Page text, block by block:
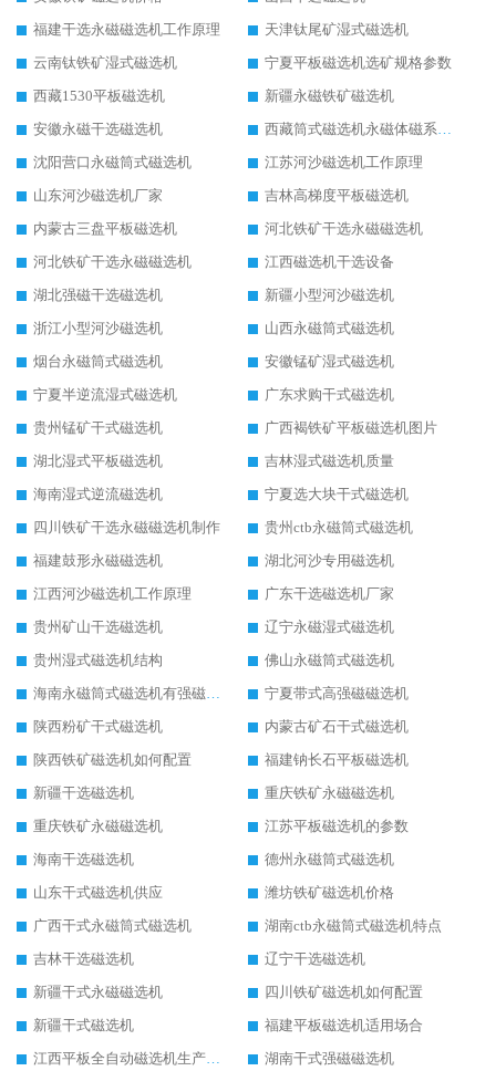
福建干选永磁磁选机工作原理
天津钛尾矿湿式磁选机
云南钛铁矿湿式磁选机
宁夏平板磁选机选矿规格参数
西藏1530平板磁选机
新疆永磁铁矿磁选机
安徽永磁干选磁选机
西藏筒式磁选机永磁体磁系设计
沈阳营口永磁筒式磁选机
江苏河沙磁选机工作原理
山东河沙磁选机厂家
吉林高梯度平板磁选机
内蒙古三盘平板磁选机
河北铁矿干选永磁磁选机
河北铁矿干选永磁磁选机
江西磁选机干选设备
湖北强磁干选磁选机
新疆小型河沙磁选机
浙江小型河沙磁选机
山西永磁筒式磁选机
烟台永磁筒式磁选机
安徽锰矿湿式磁选机
宁夏半逆流湿式磁选机
广东求购干式磁选机
贵州锰矿干式磁选机
广西褐铁矿平板磁选机图片
湖北湿式平板磁选机
吉林湿式磁选机质量
海南湿式逆流磁选机
宁夏选大块干式磁选机
四川铁矿干选永磁磁选机制作
贵州ctb永磁筒式磁选机
福建鼓形永磁磁选机
湖北河沙专用磁选机
江西河沙磁选机工作原理
广东干选磁选机厂家
贵州矿山干选磁选机
辽宁永磁湿式磁选机
贵州湿式磁选机结构
佛山永磁筒式磁选机
海南永磁筒式磁选机有强磁的吗
宁夏带式高强磁磁选机
陕西粉矿干式磁选机
内蒙古矿石干式磁选机
陕西铁矿磁选机如何配置
福建钠长石平板磁选机
新疆干选磁选机
重庆铁矿永磁磁选机
重庆铁矿永磁磁选机
江苏平板磁选机的参数
海南干选磁选机
德州永磁筒式磁选机
山东干式磁选机供应
潍坊铁矿磁选机价格
广西干式永磁筒式磁选机
湖南ctb永磁筒式磁选机特点
吉林干选磁选机
辽宁干选磁选机
新疆干式永磁磁选机
四川铁矿磁选机如何配置
新疆干式磁选机
福建平板磁选机适用场合
江西平板全自动磁选机生产厂家
湖南干式强磁磁选机